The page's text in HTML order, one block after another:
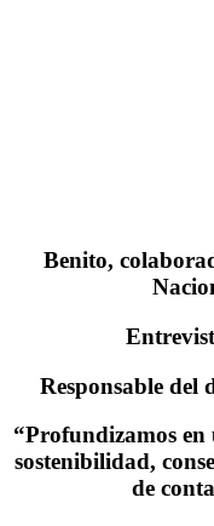
Benito,
Responsable del
“Profundizamos
sostenibilidad,
de